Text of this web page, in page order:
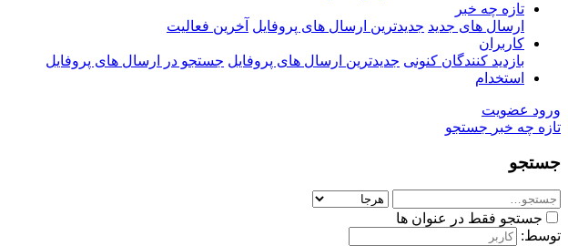
تازه چه خبر
ارسال های جدید جدیدترین ارسال های پروفایل آخرین فعالیت
کاربران
بازدید کنندگان کنونی جدیدترین ارسال های پروفایل جستجو در ارسال های پروفایل
استخدام
ورود عضویت
تازه چه خبر جستجو
جستجو
جستجو فقط در عنوان ها
توسط: